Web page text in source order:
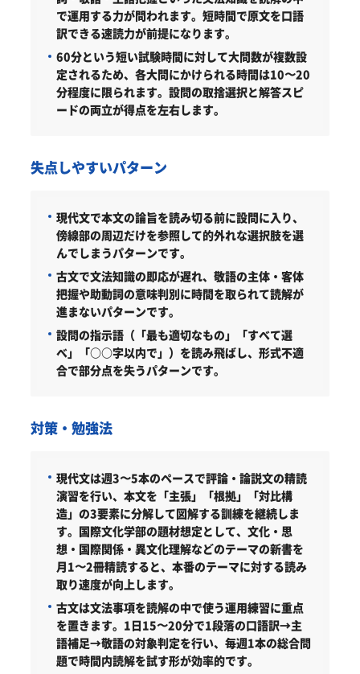
で運用する力が問われます。短時間で原文を口語
訳できる速読力が前提になります。
60分という短い試験時間に対して大問数が複数設
定されるため、各大問にかけられる時間は10〜20
分程度に限られます。設問の取捨選択と解答スピ
ードの両立が得点を左右します。
失点しやすいパターン
現代文で本文の論旨を読み切る前に設問に入り、
傍線部の周辺だけを参照して的外れな選択肢を選
んでしまうパターンです。
古文で文法知識の即応が遅れ、敬語の主体・客体
把握や助動詞の意味判別に時間を取られて読解が
進まないパターンです。
設問の指示語（「最も適切なもの」「すべて選
べ」「○○字以内で」）を読み飛ばし、形式不適
合で部分点を失うパターンです。
対策・勉強法
現代文は週3〜5本のペースで評論・論説文の精読
演習を行い、本文を「主張」「根拠」「対比構
造」の3要素に分解して図解する訓練を継続しま
す。国際文化学部の題材想定として、文化・思
想・国際関係・異文化理解などのテーマの新書を
月1〜2冊精読すると、本番のテーマに対する読み
取り速度が向上します。
古文は文法事項を読解の中で使う運用練習に重点
を置きます。1日15〜20分で1段落の口語訳→主
語補足→敬語の対象判定を行い、毎週1本の総合問
題で時間内読解を試す形が効率的です。